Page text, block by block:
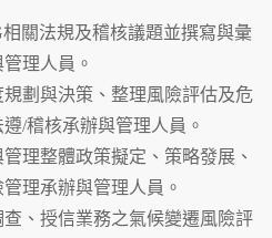
關法規及稽核議題並撰寫與彙
理人員。
劃與決策、整理風險評估及危
/稽核承辦與管理人員。
理整體政策擬定、策略發展、
理承辦與管理人員。
、授信業務之氣候變遷風險評